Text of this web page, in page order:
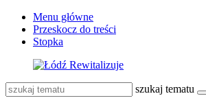
Menu główne
Przeskocz do treści
Stopka
szukaj tematu